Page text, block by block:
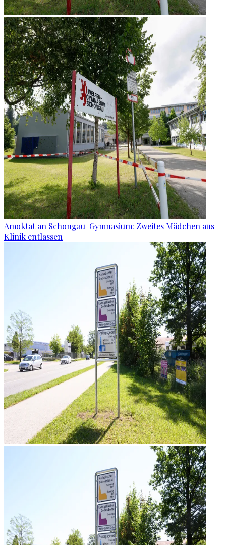
Amoktat an Schongau-Gymnasium: Zweites Mädchen aus
Klinik entlassen